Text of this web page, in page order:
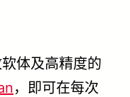
体及高精度的
，即可在每次